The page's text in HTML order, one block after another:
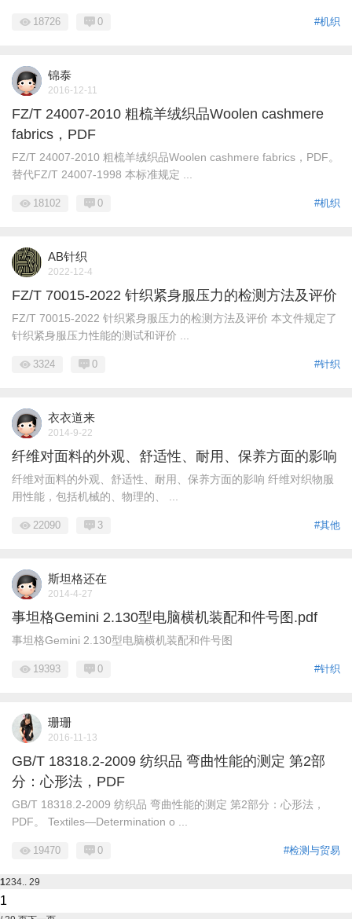
#机织
18726 0
锦泰
2016-12-11
FZ/T 24007-2010 粗梳羊绒织品Woolen cashmere
fabrics，PDF
FZ/T 24007-2010 粗梳羊绒织品Woolen cashmere fabrics，PDF。
替代FZ/T 24007-1998 本标准规定 ...
#机织
18102 0
AB针织
2022-12-4
FZ/T 70015-2022 针织紧身服压力的检测方法及评价
FZ/T 70015-2022 针织紧身服压力的检测方法及评价 本文件规定了
针织紧身服压力性能的测试和评价 ...
#针织
3324 0
衣衣道来
2014-9-22
纤维对面料的外观、舒适性、耐用、保养方面的影响
纤维对面料的外观、舒适性、耐用、保养方面的影响 纤维对织物服
用性能，包括机械的、物理的、 ...
#其他
22090 3
斯坦格还在
2014-4-27
事坦格Gemini 2.130型电脑横机装配和件号图.pdf
事坦格Gemini 2.130型电脑横机装配和件号图
#针织
19393 0
珊珊
2016-11-13
GB/T 18318.2-2009 纺织品 弯曲性能的测定 第2部
分：心形法，PDF
GB/T 18318.2-2009 纺织品 弯曲性能的测定 第2部分：心形法，
PDF。 Textiles—Determination o ...
#检测与贸易
19470 0
1234 .. 29